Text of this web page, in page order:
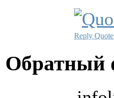
Reply Quote
Обратный